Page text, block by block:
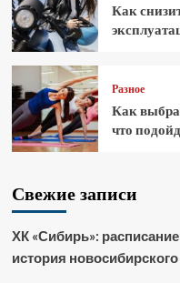
Как
Разное
Как
что
Свежие записи
ХК «Сибирь»:
история